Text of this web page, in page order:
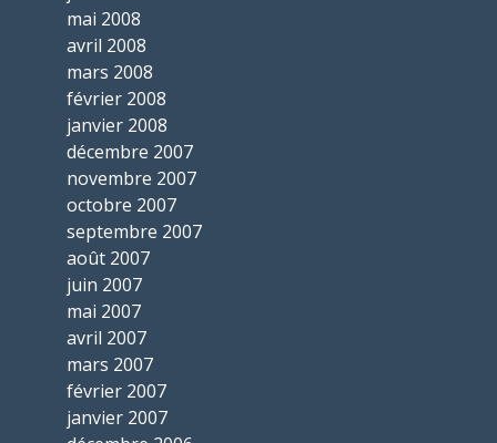
mai 2008
avril 2008
mars 2008
février 2008
janvier 2008
décembre 2007
novembre 2007
octobre 2007
septembre 2007
août 2007
juin 2007
mai 2007
avril 2007
mars 2007
février 2007
janvier 2007